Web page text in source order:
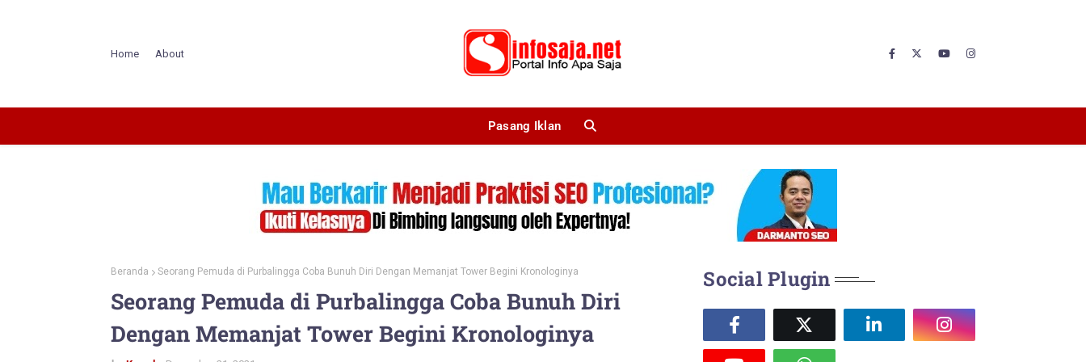
Home About
Pasang Iklan
Beranda Seorang Pemuda di Purbalingga Coba Bunuh Diri Dengan Memanjat Tower Begini Kronologinya
Seorang Pemuda di Purbalingga Coba Bunuh Diri
Dengan Memanjat Tower Begini Kronologinya
Social Plugin